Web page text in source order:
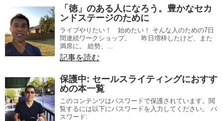
「徳」のある人になろう。豊かなセカ
ンドステージのために
ライブやりたい！ 始めたい！ そんな人のための7日
間連続ワークショップ。 昨日増枠したけど、また
満席に。 総勢、...
記事を読む
保護中: セールスライティングにおすす
めの本一覧
このコンテンツはパスワードで保護されています。閲
覧するには以下にパスワードを入力してください。 パ
スワード: